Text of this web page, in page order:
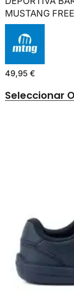
MUSTANG
49,95 €
Seleccionar